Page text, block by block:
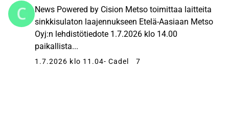
News Powered by Cision Metso toimittaa laitteita
sinkkisulaton laajennukseen Etelä-Aasiaan Metso
Oyj:n lehdistötiedote 1.7.2026 klo 14.00
paikallista...
1.7.2026 klo 11.04- Cadel 7